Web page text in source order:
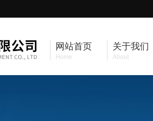
网站首页
Home
关于我们
About